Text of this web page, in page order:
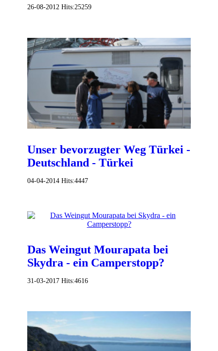
26-08-2012 Hits:25259
Unser bevorzugter Weg Türkei -
Deutschland - Türkei
04-04-2014 Hits:4447
Das Weingut Mourapata bei
Skydra - ein Camperstopp?
31-03-2017 Hits:4616